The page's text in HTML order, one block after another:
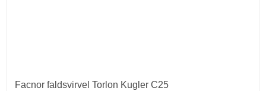
Facnor faldsvirvel Torlon Kugler C25